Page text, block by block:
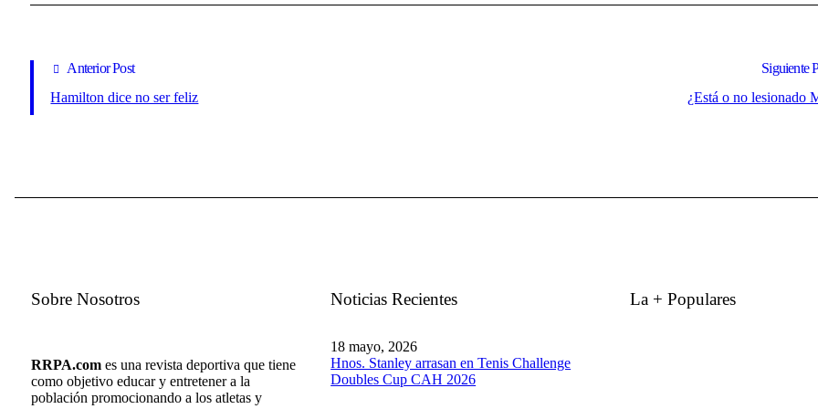
Anterior Post
Hamilton dice no ser feliz
Siguiente
¿Está o no lesionado
Sobre Nosotros
RRPA.comes una revista deportiva que tiene
como objetivo educar y entretener a la
población promocionando a los atletas y
Noticias Recientes
18 mayo, 2026
Hnos. Stanley arrasan en Tenis Challenge
Doubles Cup CAH 2026
La + Populares